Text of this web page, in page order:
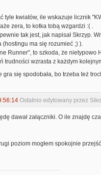
tyle kwiatów, ile wskazuje licznik
zera, to kotka tobą wzgardzi :( .
tak jest, jak napisał Skrzyp.
(hostingu ma się rozumieć ;) ).
Runner", to szkoda, że nietypowo
trudności wzrasta z każdym
gra się spodobała, bo trzeba też
Ostatnio edytowany przez
dawał załączniki. O ile znajdę
poziom mogłem spokojnie